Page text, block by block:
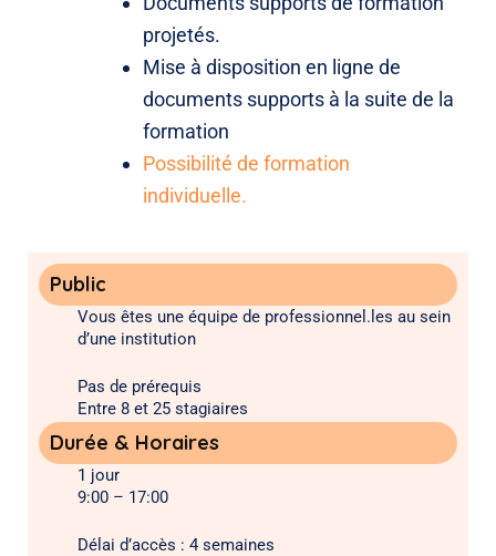
projetés.
Mise à disposition en ligne de
documents supports à la suite de la
formation
Possibilité de formation
individuelle.
Public
Vous êtes une équipe de professionnel.les au sein
d’une institution
Pas de prérequis
Entre 8 et 25 stagiaires
Durée & Horaires
1 jour
9:00 – 17:00
Délai d’accès : 4 semaines